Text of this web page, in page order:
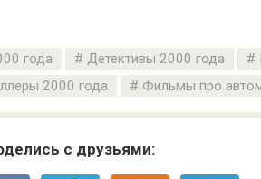
года Детективы 2000 года
2000 года Фильмы про
с друзьями: